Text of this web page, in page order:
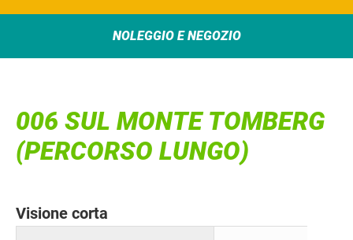
NOLEGGIO E NEGOZIO
006 SUL MONTE TOMBERG
(PERCORSO LUNGO)
Visione corta